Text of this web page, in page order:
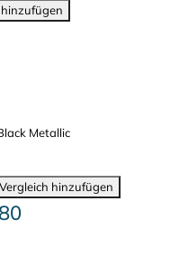
Metallic
hinzufügen